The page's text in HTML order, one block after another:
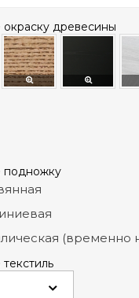
древесины
подножку
(временно